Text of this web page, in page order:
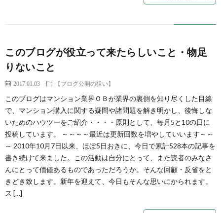
このブログが役立って来たらしいこと・物足
りないこと
2017.01.03 【ブログ公開の狙い】
このブログはマンション業界ＯＢが業界の裏側を知り尽くした目線
で、マンション購入に関する疑問や諸問題を解き明かし、後悔しな
いためのハウツーをご紹介・・・・原則として、毎月5と10の日に
投稿しています。 ～～～～最近は更新回数を増やしていいます～～
～ 2010年10月7日以来、ほぼ5日おきに、今日で累計528本の記事を
書き続けて来ました。この活動は自分にとって、また読者のみなさ
んにとって価値あるものであっただろうか。そんな回顧・反省をと
きどき致します。新年を迎えて、今日もそんな思いにかられます。
ス […]